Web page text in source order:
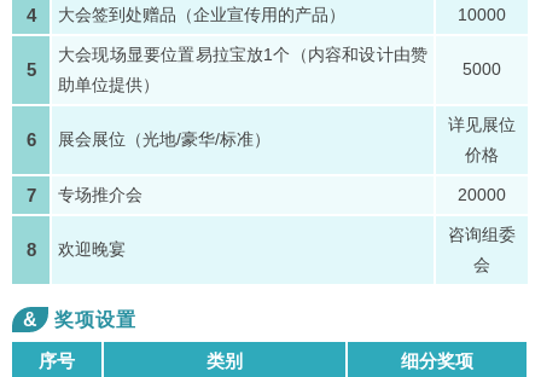
4 大会签到处赠品（企业宣传用的产品） 10000
5
大会现场显要位置易拉宝放1个（内容和设计由赞
助单位提供）
5000
6 展会展位（光地/豪华/标准）
详见展位
价格
7 专场推介会 20000
8 欢迎晚宴
咨询组委
会
&
奖项设置
序号
类别 细分奖项